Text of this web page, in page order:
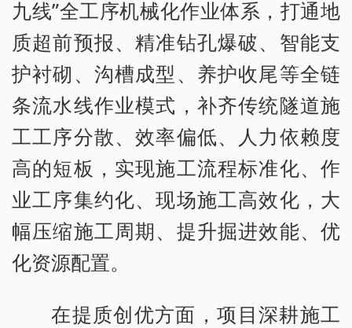
九线”全工序机械化作业体系，打通地
质超前预报、精准钻孔爆破、智能支
护衬砌、沟槽成型、养护收尾等全链
条流水线作业模式，补齐传统隧道施
工工序分散、效率偏低、人力依赖度
高的短板，实现施工流程标准化、作
业工序集约化、现场施工高效化，大
幅压缩施工周期、提升掘进效能、优
化资源配置。
在提质创优方面，项目深耕施工